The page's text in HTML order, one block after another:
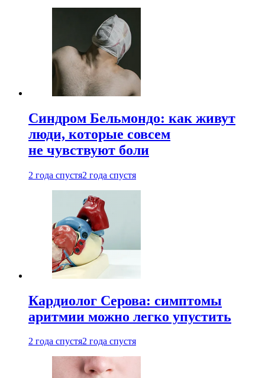
Синдром Бельмондо: как живут
люди, которые совсем
не чувствуют боли
2 года спустя2 года спустя
Кардиолог Серова: симптомы
аритмии можно легко упустить
2 года спустя2 года спустя